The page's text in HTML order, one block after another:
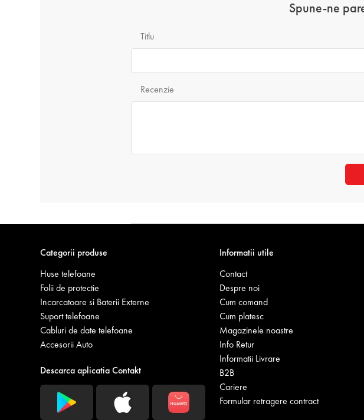
Spune-ne
Titlu
Recenzie
Categorii produse
Huse telefoane
Folii de protectie
Incarcatoare si Baterii Externe
Suport telefoane
Cabluri de date telefoane
Accesorii Auto
Descarca aplicatia Contakt
Informatii utile
Contact
Despre noi
Cum comand
Cum platesc
Magazinele noastre
Info Retur
Informatii Livrare
B2B
Cariere
Formular retragere contract